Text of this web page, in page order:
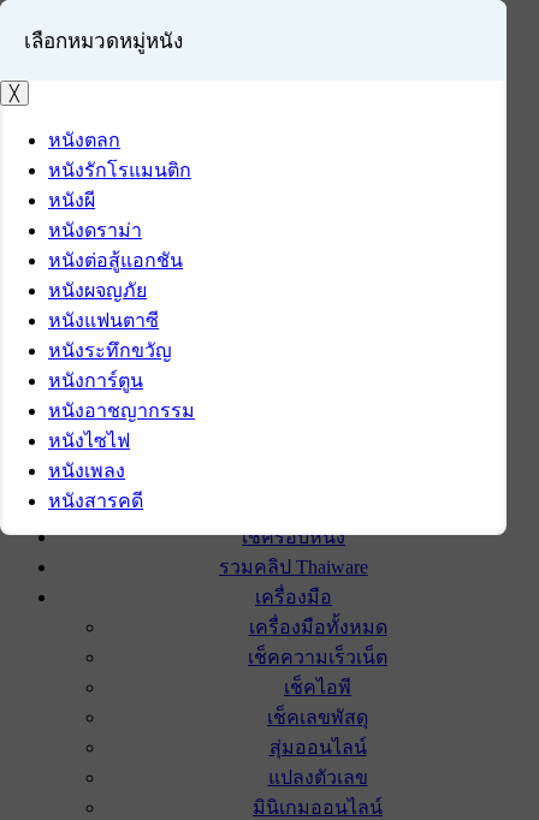
เข้าสู่ระบบ
สมัครสมาชิก
เช็ครอบหนัง
รวมคลิป Thaiware
เครื่องมือ
เครื่องมือทั้งหมด
เช็คความเร็วเน็ต
เช็คไอพี
เช็คเลขพัสดุ
สุ่มออนไลน์
แปลงตัวเลข
มินิเกมออนไลน์
เลือกหมวดหมู่หนัง
╳
หนังตลก
หนังรักโรแมนติก
หนังผี
หนังดราม่า
หนังต่อสู้แอกชัน
หนังผจญภัย
หนังแฟนตาซี
หนังระทึกขวัญ
หนังการ์ตูน
หนังอาชญากรรม
หนังไซไฟ
หนังเพลง
หนังสารคดี